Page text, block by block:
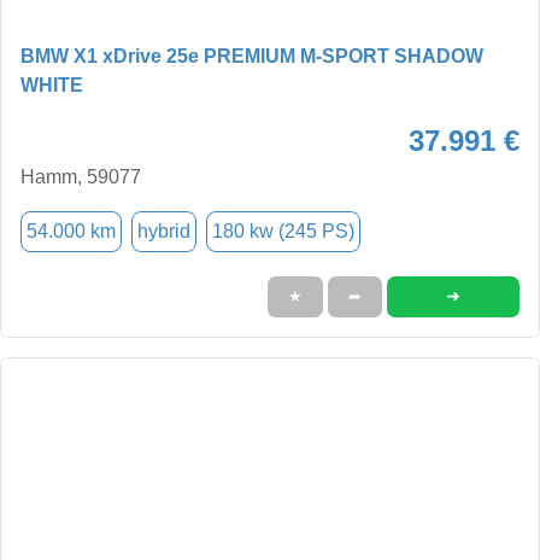
BMW X1 xDrive 25e PREMIUM M-SPORT SHADOW
WHITE
37.991 €
Hamm, 59077
54.000 km hybrid 180 kw (245 PS)
★ ➦ ➜